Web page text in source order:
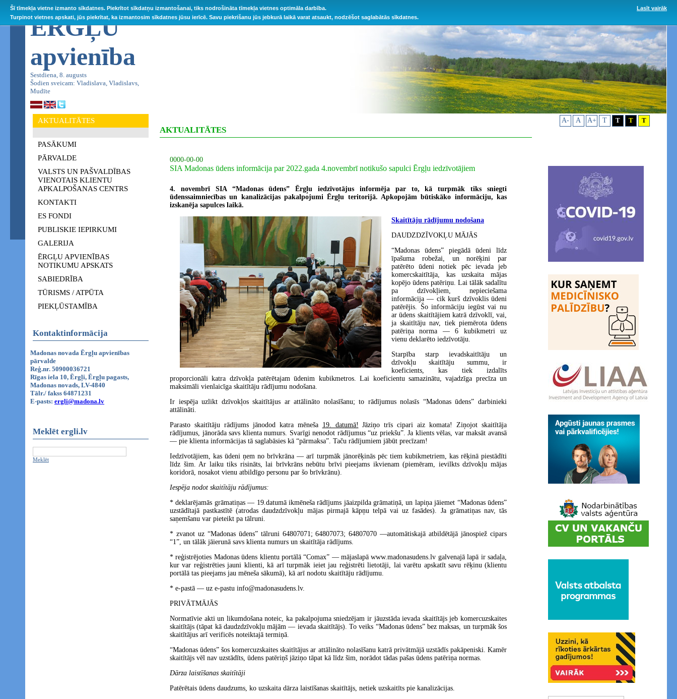
Šī tīmekļa vietne izmanto sīkdatnes. Piekrītot sīkdatņu izmantošanai, tiks nodrošināta tīmekļa vietnes optimāla darbība.
Turpinot vietnes apskati, jūs piekrītat, ka izmantosim sīkdatnes jūsu ierīcē. Savu piekrišanu jūs jebkurā laikā varat atsaukt, nodzēšot saglabātās sīkdatnes.
Lasīt vairāk
ĒRGĻU
apvienība
Sestdiena, 8. augusts
Šodien sveicam: Vladislava, Vladislavs,
Mudīte
AKTUALITĀTES
PASĀKUMI
PĀRVALDE
VALSTS UN PAŠVALDĪBAS
VIENOTAIS KLIENTU
APKALPOŠANAS CENTRS
KONTAKTI
ES FONDI
PUBLISKIE IEPIRKUMI
GALERIJA
ĒRGĻU APVIENĪBAS
NOTIKUMU APSKATS
SABIEDRĪBA
TŪRISMS / ATPŪTA
PIEKĻŪSTAMĪBA
Kontaktinformācija
Madonas novada Ērgļu apvienības
pārvalde
Reģ.nr. 50900036721
Rīgas iela 10, Ērgļi, Ērgļu pagasts,
Madonas novads, LV-4840
Tālr./ fakss 64871231
E-pasts: ergli@madona.lv
Meklēt ergli.lv
Meklēt
AKTUALITĀTES
0000-00-00
SIA Madonas ūdens informācija par 2022.gada 4.novembrī notikušo sapulci Ērgļu iedzīvotājiem
4. novembrī SIA “Madonas ūdens” Ērgļu iedzīvotājus informēja par to, kā turpmāk tiks sniegti
ūdenssaimniecības un kanalizācijas pakalpojumi Ērgļu teritorijā. Apkopojām būtiskāko informāciju, kas
izskanēja sapulces laikā.
Skaitītāju rādījumu nodošana
DAUDZDZĪVOKĻU MĀJĀS
“Madonas ūdens” piegādā ūdeni līdz
īpašuma robežai, un norēķini par
patērēto ūdeni notiek pēc ievada jeb
komercskaitītāja, kas uzskaita mājas
kopējo ūdens patēriņu. Lai tālāk sadalītu
pa dzīvokļiem, nepieciešama
informācija — cik kurš dzīvoklis ūdeni
patērējis. Šo informāciju iegūst vai nu
ar ūdens skaitītājiem katrā dzīvoklī, vai,
ja skaitītāju nav, tiek piemērota ūdens
patēriņa norma — 6 kubikmetri uz
vienu deklarēto iedzīvotāju.
Starpība starp ievadskaitītāju un
dzīvokļu skaitītāju summu, ir
koeficients, kas tiek izdalīts
proporcionāli katra dzīvokļa patērētajam ūdenim kubikmetros. Lai koeficientu samazinātu, vajadzīga precīza un
maksimāli vienlaicīga skaitītāju rādījumu nodošana.
Ir iespēja uzlikt dzīvokļos skaitītājus ar attālināto nolasīšanu; to rādījumus nolasīs “Madonas ūdens” darbinieki
attālināti.
Parasto skaitītāju rādījums jānodod katra mēneša 19. datumā! Jāziņo trīs cipari aiz komata! Ziņojot skaitītāja
rādījumus, jānorāda savs klienta numurs. Svarīgi nenodot rādījumus “uz priekšu”. Ja klients vēlas, var maksāt avansā
— pie klienta informācijas tā saglabāsies kā “pārmaksa”. Taču rādījumiem jābūt precīzam!
Iedzīvotājiem, kas ūdeni ņem no brīvkrāna — arī turpmāk jānorēķinās pēc tiem kubikmetriem, kas rēķinā piestādīti
līdz šim. Ar laiku tiks risināts, lai brīvkrāns nebūtu brīvi pieejams ikvienam (piemēram, ievilkts dzīvokļu mājas
koridorā, nosakot vienu atbildīgo personu par šo brīvkrānu).
Iespēja nodot skaitītāju rādījumus:
* deklarējamās grāmatiņas — 19.datumā ikmēneša rādījums jāaizpilda grāmatiņā, un lapiņa jāiemet “Madonas ūdens”
uzstādītajā pastkastītē (atrodas daudzdzīvokļu mājas pirmajā kāpņu telpā vai uz fasādes). Ja grāmatiņas nav, tās
saņemšanu var pieteikt pa tālruni.
* zvanot uz “Madonas ūdens” tālruni 64807071; 64807073; 64807070 —automātiskajā atbildētājā jānospiež cipars
“1”, un tālāk jāierunā savs klienta numurs un skaitītāja rādījums.
* reģistrējoties Madonas ūdens klientu portālā “Comax” — mājaslapā www.madonasudens.lv galvenajā lapā ir sadaļa,
kur var reģistrēties jauni klienti, kā arī turpmāk ieiet jau reģistrēti lietotāji, lai varētu apskatīt savu rēķinu (klientu
portālā tas pieejams jau mēneša sākumā), kā arī nodotu skaitītāju rādījumu.
* e-pastā — uz e-pastu info@madonasudens.lv.
PRIVĀTMĀJĀS
Normatīvie akti un likumdošana noteic, ka pakalpojuma sniedzējam ir jāuzstāda ievada skaitītājs jeb komercuzskaites
skaitītājs (tāpat kā daudzdzīvokļu mājām — ievada skaitītājs). To veiks “Madonas ūdens” bez maksas, un turpmāk šos
skaitītājus arī verificēs noteiktajā termiņā.
“Madonas ūdens” šos komercuzskaites skaitītājus ar attālināto nolasīšanu katrā privātmājā uzstādīs pakāpeniski. Kamēr
skaitītājs vēl nav uzstādīts, ūdens patēriņš jāziņo tāpat kā līdz šim, norādot tādas pašas ūdens patēriņa normas.
Dārza laistīšanas skaitītāji
Patērētais ūdens daudzums, ko uzskaita dārza laistīšanas skaitītājs, netiek uzskaitīts pie kanalizācijas.
A- A A+ T T T T